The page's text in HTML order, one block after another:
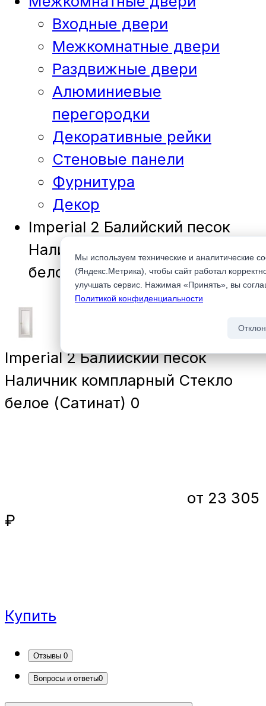
Входные двери
Межкомнатные двери
Раздвижные двери
Алюминиевые
перегородки
Декоративные рейки
Стеновые панели
Фурнитура
Декор
Imperial 2 Балийский песок
Наличник компларный Стекло
белое (Сатинат)
Imperial 2 Балийский песок
Наличник компларный Стекло
белое (Сатинат) 0
от 23 305
₽
Купить
Отзывы 0
Вопросы и ответы0
Мы используем технические и аналитические
(Яндекс.Метрика), чтобы сайт работал
улучшать сервис. Нажимая «Принять», вы
Политикой конфиденциальности